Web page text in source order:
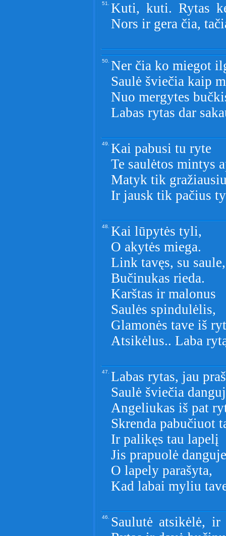
51. Kuti, kuti. Rytas
Nors ir gera čia,
50. Ner čia ko miegot
Saulė šviečia kaip
Nuo mergytes
Labas rytas dar
49. Kai pabusi tu ryte
Te saulėtos mintys
Matyk tik
Ir jausk tik pačius
48. Kai lūpytės tyli,
O akytės miega.
Link tavęs, su saule,
Bučinukas rieda.
Karštas ir malonus
Saulės spindulėlis,
Glamonės tave iš
Atsikėlus.. Laba
47. Labas rytas, jau
Saulė šviečia
Angeliukas iš pat
Skrenda pabučiuot
Ir palikęs tau lapelį
Jis prapuolė
O lapely parašyta,
Kad labai myliu
46. Saulutė atsikėlė,